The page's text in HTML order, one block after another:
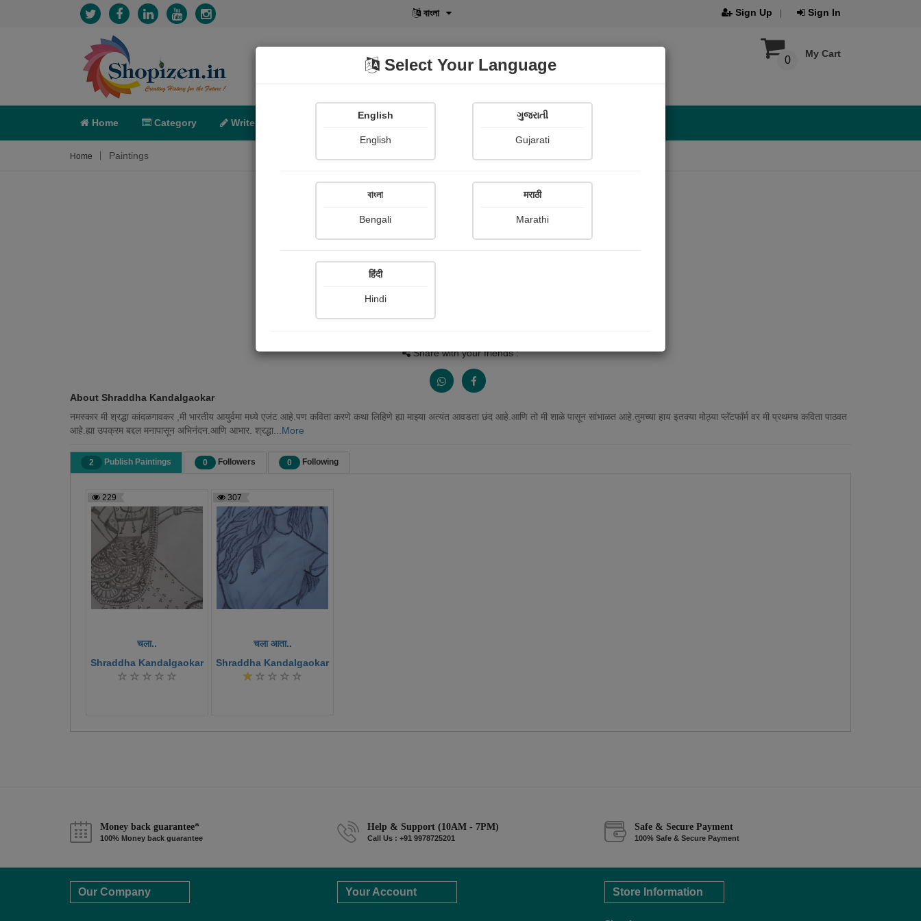
বাংলা Sign Up Sign In
My Cart
0
Home Category Write POD Shopi Gallery
Home Paintings
Share with your friends :
About Shraddha Kandalgaokar
नमस्कार मी श्रद्धा कांदळगावकर ,मी भारतीय आयुर्वमा मध्ये एजंट आहे.पण कविता करणे कथा लिहिणे ह्या माझ्या अत्यंत आवडता छंद आहे.आणि तो मी शाळे पासून सांभाळत आहे.तुमच्या हाय इतक्या मोठ्या प्लॅटफॉर्म वर मी प्रथमच कविता पाठवत
आहे.ह्या उपक्रम बद्दल मनापासून अभिनंदन.आणि आभार. श्रद्धा... More
2 Publish Paintings 0 Followers 0 Following
229
चला..
Shraddha Kandalgaokar
307
चला आता..
Shraddha Kandalgaokar
Money back guarantee*
100% Money back guarantee
Help & Support (10AM - 7PM)
Call Us : +91 9978725201
Safe & Secure Payment
100% Safe & Secure Payment
Our Company Your Account Store Information
Select Your Language
English
English
ગુજરાતી
Gujarati
বাংলা
Bengali
मराठी
Marathi
हिंदी
Hindi